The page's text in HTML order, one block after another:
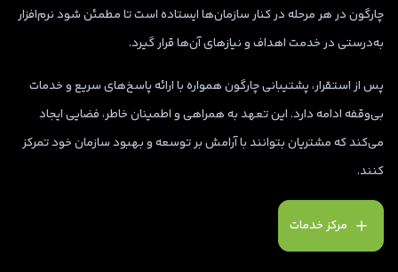
چارگون در هر مرحله در کنار سازمان‌ها ایستاده است تا مطمئن شود نرم‌افزار
به‌درستی در خدمت اهداف و نیازهای آن‌ها قرار گیرد.
پس از استقرار، پشتیبانی چارگون همواره با ارائه پاسخ‌های سریع و خدمات
بی‌وقفه ادامه دارد. این تعهد به همراهی و اطمینان خاطر، فضایی ایجاد
می‌کند که مشتریان بتوانند با آرامش بر توسعه و بهبود سازمان خود تمرکز
کنند.
مرکز خدمات